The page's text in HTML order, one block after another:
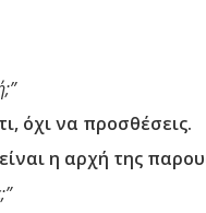
όχι να προσθέσεις.
η αρχή της